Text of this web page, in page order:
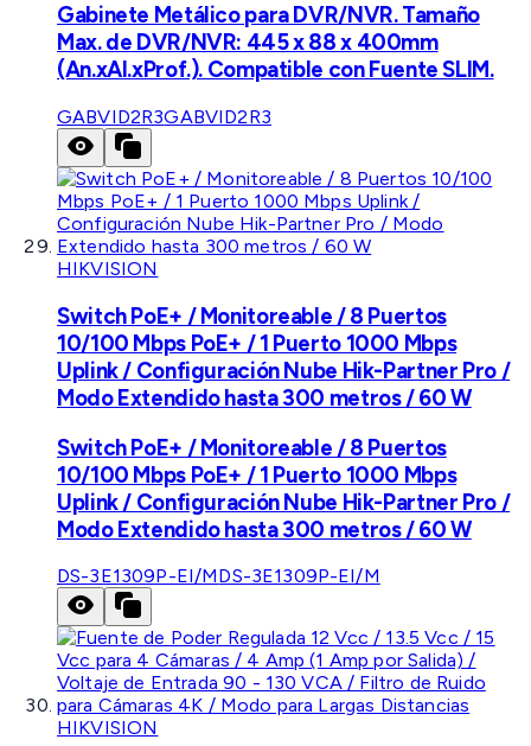
Gabinete Metálico para DVR/NVR. Tamaño
Max. de DVR/NVR: 445 x 88 x 400mm
(An.xAl.xProf.). Compatible con Fuente SLIM.
GABVID2R3GABVID2R3
HIKVISION
Switch PoE+ / Monitoreable / 8 Puertos
10/100 Mbps PoE+ / 1 Puerto 1000 Mbps
Uplink / Configuración Nube Hik-Partner Pro /
Modo Extendido hasta 300 metros / 60 W
Switch PoE+ / Monitoreable / 8 Puertos
10/100 Mbps PoE+ / 1 Puerto 1000 Mbps
Uplink / Configuración Nube Hik-Partner Pro /
Modo Extendido hasta 300 metros / 60 W
DS-3E1309P-EI/MDS-3E1309P-EI/M
HIKVISION